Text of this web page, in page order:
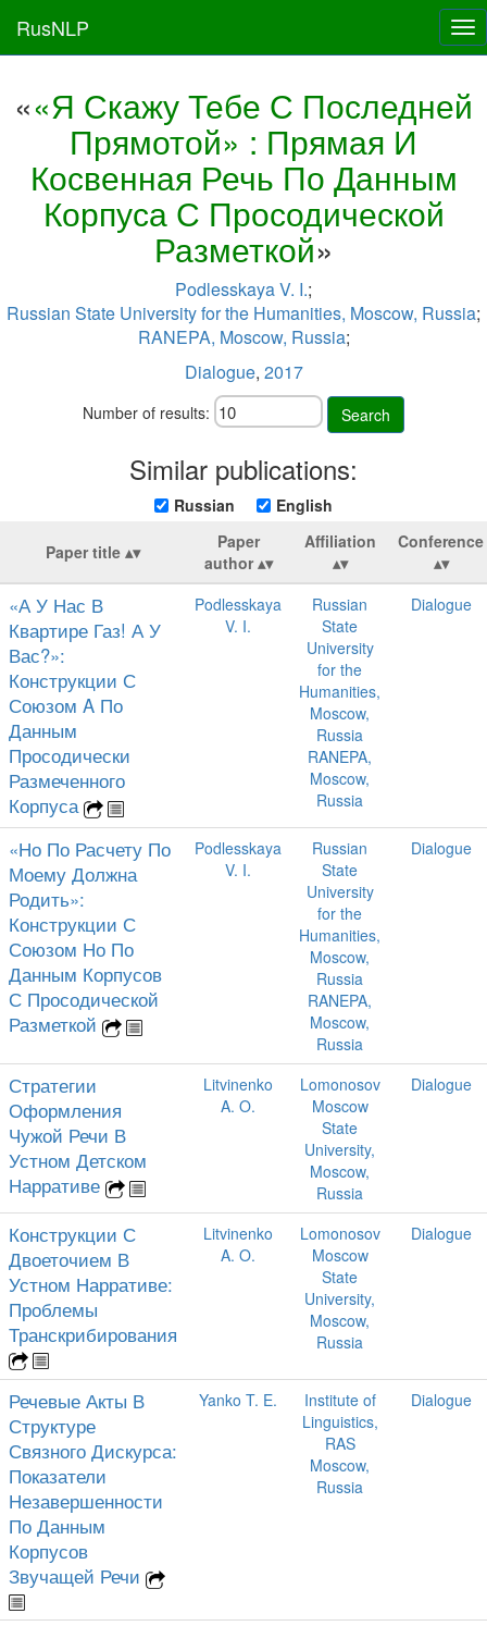
RusNLP
««Я Скажу Тебе С Последней
Прямотой» : Прямая И
Косвенная Речь По Данным
Корпуса С Просодической
Разметкой»
Podlesskaya V. I.;
Russian State University for the Humanities, Moscow, Russia;
RANEPA, Moscow, Russia;
Dialogue, 2017
Number of results: Search
Similar publications:
Russian English
Paper title
Paper
author
Affiliation Conference
«А У Нас В
Квартире Газ! А У
Вас?»:
Конструкции С
Союзом A По
Данным
Просодически
Размеченного
Корпуса
Podlesskaya
V. I.
Russian
State
University
for the
Humanities,
Moscow,
Russia
RANEPA,
Moscow,
Russia
Dialogue
«Но По Расчету По
Моему Должна
Родить»:
Конструкции С
Союзом Но По
Данным Корпусов
С Просодической
Разметкой
Podlesskaya
V. I.
Russian
State
University
for the
Humanities,
Moscow,
Russia
RANEPA,
Moscow,
Russia
Dialogue
Стратегии
Оформления
Чужой Речи В
Устном Детском
Нарративе
Litvinenko
A. O.
Lomonosov
Moscow
State
University,
Moscow,
Russia
Dialogue
Конструкции С
Двоеточием В
Устном Нарративе:
Проблемы
Транскрибирования
Litvinenko
A. O.
Lomonosov
Moscow
State
University,
Moscow,
Russia
Dialogue
Речевые Акты В
Структуре
Связного Дискурса:
Показатели
Незавершенности
По Данным
Корпусов
Звучащей Речи
Yanko T. E.
Institute of
Linguistics,
RAS
Moscow,
Russia
Dialogue